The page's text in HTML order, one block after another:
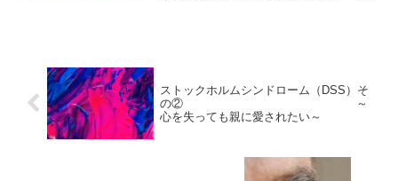
ストックホルムシンドローム（DSS）そ
の② ～
心を失っても親に愛されたい～